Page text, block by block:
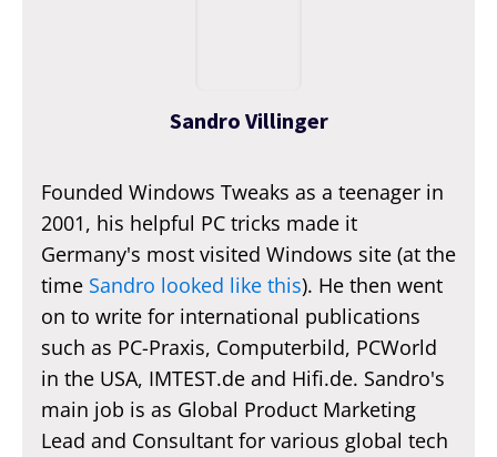
Sandro Villinger
Founded Windows Tweaks as a teenager in
2001, his helpful PC tricks made it
Germany's most visited Windows site (at the
time Sandro looked like this). He then went
on to write for international publications
such as PC-Praxis, Computerbild, PCWorld
in the USA, IMTEST.de and Hifi.de. Sandro's
main job is as Global Product Marketing
Lead and Consultant for various global tech